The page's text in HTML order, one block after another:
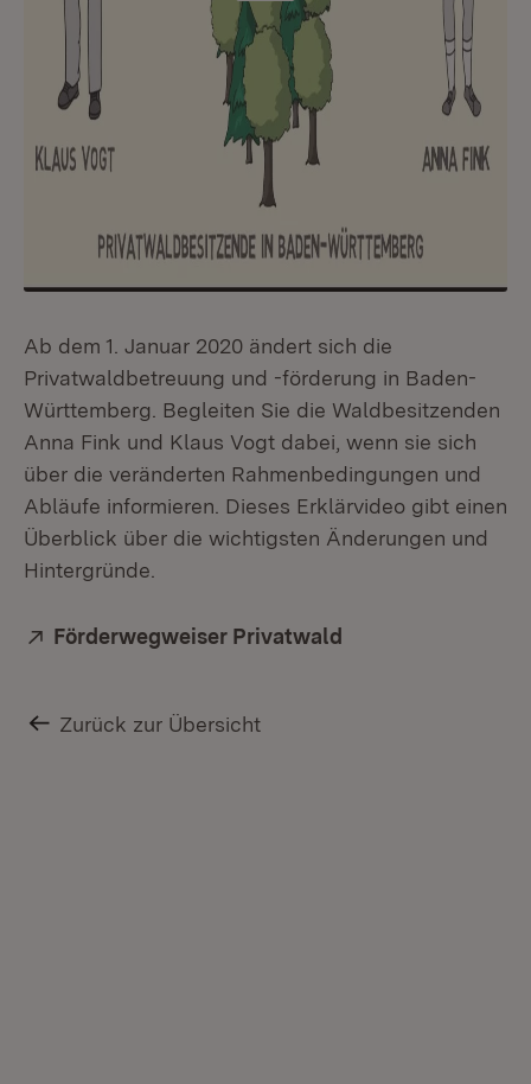
Ab dem 1. Januar 2020 ändert sich die
Privatwaldbetreuung und -förderung in Baden-
Württemberg. Begleiten Sie die Waldbesitzenden
Anna Fink und Klaus Vogt dabei, wenn sie sich
über die veränderten Rahmenbedingungen und
Abläufe informieren. Dieses Erklärvideo gibt einen
Überblick über die wichtigsten Änderungen und
Hintergründe.
Extern:
Förderwegweiser Privatwald
Zurück zur Übersicht